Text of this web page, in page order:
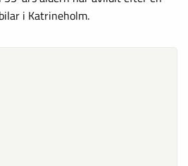
i Katrineholm.